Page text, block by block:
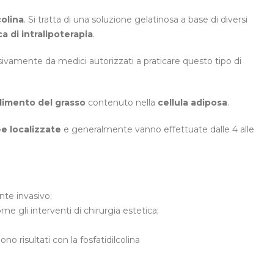
. Si tratta di una soluzione gelatinosa a base di diversi
di intralipoterapia.
da medici autorizzati a praticare questo tipo di
del grasso contenuto nella cellula adiposa.
localizzate e generalmente vanno effettuate dalle 4 alle
invasivo;
gli interventi di chirurgia estetica;
risultati con la fosfatidilcolina